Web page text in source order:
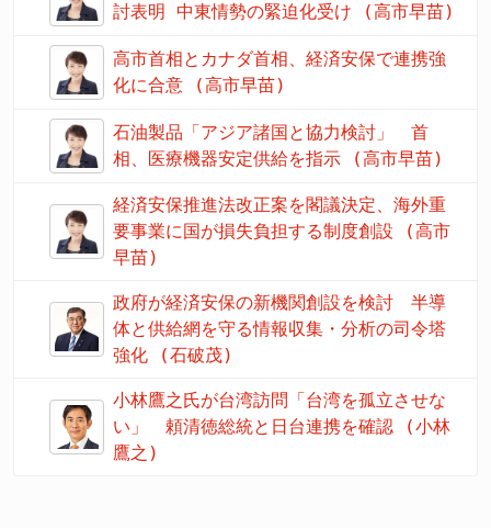
討表明 中東情勢の緊迫化受け (高市早苗)
高市首相とカナダ首相、経済安保で連携強
化に合意 (高市早苗)
石油製品「アジア諸国と協力検討」 首
相、医療機器安定供給を指示 (高市早苗)
経済安保推進法改正案を閣議決定、海外重
要事業に国が損失負担する制度創設 (高市
早苗)
政府が経済安保の新機関創設を検討 半導
体と供給網を守る情報収集・分析の司令塔
強化 (石破茂)
小林鷹之氏が台湾訪問「台湾を孤立させな
い」 頼清徳総統と日台連携を確認 (小林
鷹之)